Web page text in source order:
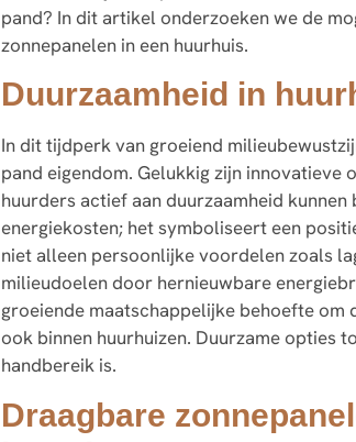
pand? In dit artikel onderzoeken we de
zonnepanelen in een huurhuis.
Duurzaamheid in
In dit tijdperk van groeiend
pand eigendom. Gelukkig zijn innovatieve
huurders actief aan duurzaamheid
energiekosten; het symboliseert een
niet alleen persoonlijke voordelen zoals
milieudoelen door hernieuwbare
groeiende maatschappelijke behoefte om
ook binnen huurhuizen. Duurzame opties
handbereik is.
Draagbare